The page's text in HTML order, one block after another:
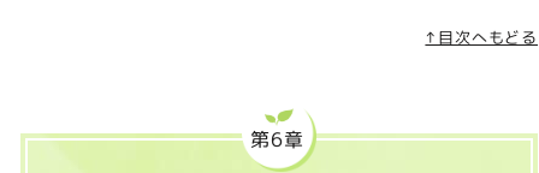
↑目次へもどる
第6章